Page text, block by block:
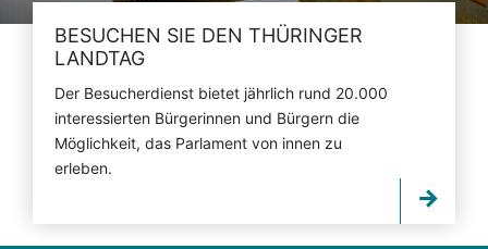
BESUCHEN SIE DEN THÜRINGER
LANDTAG
Der Besucherdienst bietet jährlich rund 20.000
interessierten Bürgerinnen und Bürgern die
Möglichkeit, das Parlament von innen zu
erleben.